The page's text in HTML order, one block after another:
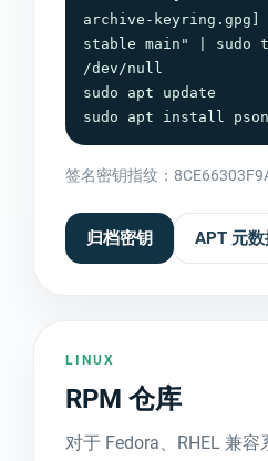
archive-keyring.gpg]
stable main" |
/dev/null
sudo apt update
sudo apt install
签名密钥指纹：
归档密钥 APT 元
LINUX
RPM 仓库
对于 Fedora、RHEL 兼